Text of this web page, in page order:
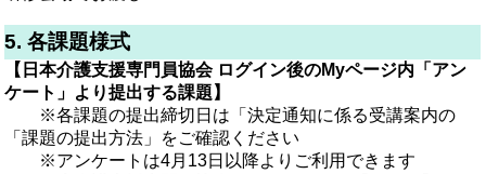
5. 各課題様式
【 日本介護支援専門員協会 ログイン後のMyページ内「アン
ケート」より提出する課題】
※各課題の提出締切日は「決定通知に係る受講案内の
「課題の提出方法」をご確認ください
※アンケートは4月13日以降よりご利用できます